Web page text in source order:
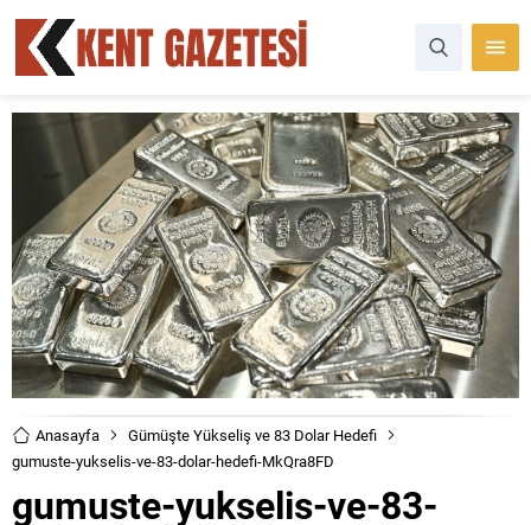
Anasayfa
Gümüşte Yükseliş ve 83 Dolar Hedefi
gumuste-yukselis-ve-83-dolar-hedefi-MkQra8FD
gumuste-yukselis-ve-83-